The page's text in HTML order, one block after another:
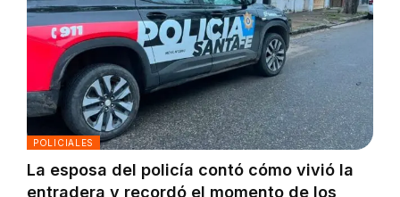
POLICIALES
La esposa del policía contó cómo vivió la
entradera y recordó el momento de los